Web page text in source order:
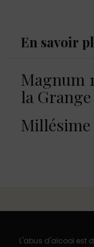
En savoir
Magnum
la
Millésime
L'abus d'alcool est